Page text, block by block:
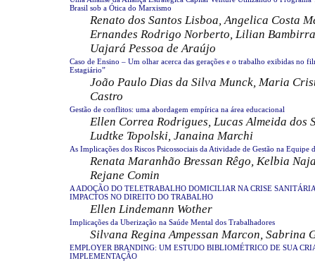
Brasil sob a Ótica do Marxismo
Renato dos Santos Lisboa, Angelica Costa
Ernandes Rodrigo Norberto, Lilian
Uajará Pessoa de Araújo
Caso de Ensino – Um olhar acerca das gerações e o trabalho exibidas no
Estagiário”
João Paulo Dias da Silva Munck, Maria
Castro
Gestão de conflitos: uma abordagem empírica na área educacional
Ellen Correa Rodrigues, Lucas Almeida dos
Ludtke Topolski, Janaina Marchi
As Implicações dos Riscos Psicossociais da Atividade de Gestão na Equipe
Renata Maranhão Bressan Rêgo, Kelbia
Rejane Comin
A ADOÇÃO DO TELETRABALHO DOMICILIAR NA CRISE
IMPACTOS NO DIREITO DO TRABALHO
Ellen Lindemann Wother
Implicações da Uberização na Saúde Mental dos Trabalhadores
Silvana Regina Ampessan Marcon, Sabrina
EMPLOYER BRANDING: UM ESTUDO BIBLIOMÉTRICO DE SUA
IMPLEMENTAÇÃO